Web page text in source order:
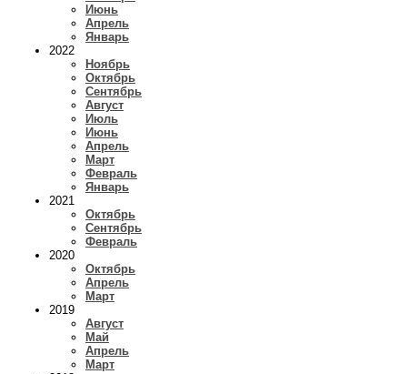
Июнь
Апрель
Январь
2022
Ноябрь
Октябрь
Сентябрь
Август
Июль
Июнь
Апрель
Март
Февраль
Январь
2021
Октябрь
Сентябрь
Февраль
2020
Октябрь
Апрель
Март
2019
Август
Май
Апрель
Март